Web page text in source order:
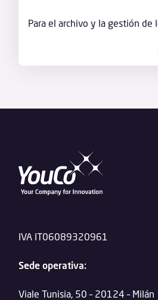
Para el archivo y la gestión de
IVA IT06089320961
Sede operativa:
Viale Tunisia, 50 – 20124 – Milán